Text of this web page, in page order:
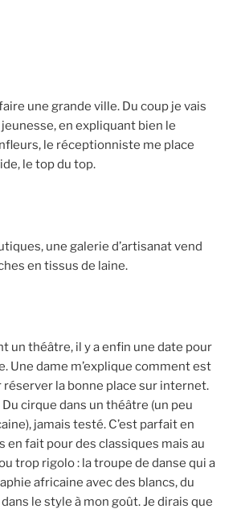
une grande ville. Du coup je vais
en expliquant bien le
le réceptionniste me place
le top du top.
une galerie d’artisanat vend
en tissus de laine.
un théâtre, il y a enfin une date pour
Une dame m’explique comment est
réserver la bonne place sur internet.
Du cirque dans un théâtre (un peu
jamais testé. C’est parfait en
en fait pour des classiques mais au
trop rigolo : la troupe de danse qui a
africaine avec des blancs, du
le style à mon goût. Je dirais que